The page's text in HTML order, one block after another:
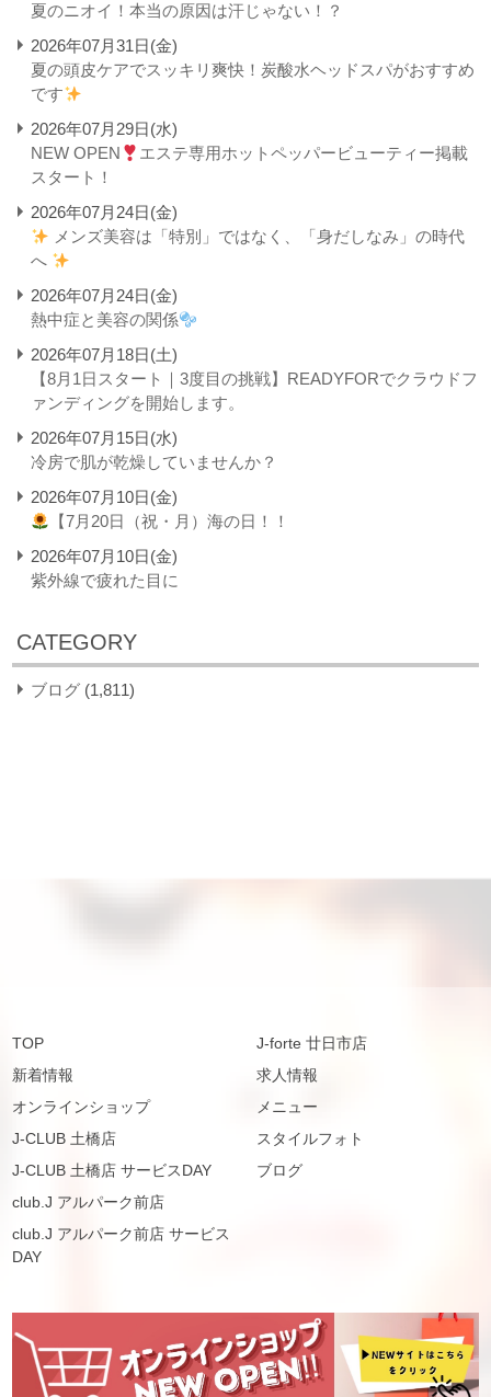
夏のニオイ！本当の原因は汗じゃない！？
2026年07月31日(金)
夏の頭皮ケアでスッキリ爽快！炭酸水ヘッドスパがおすすめ
です
2026年07月29日(水)
NEW OPEN
エステ専用ホットペッパービューティー掲載
スタート！
2026年07月24日(金)
メンズ美容は「特別」ではなく、「身だしなみ」の時代
へ
2026年07月24日(金)
熱中症と美容の関係
2026年07月18日(土)
【8月1日スタート｜3度目の挑戦】READYFORでクラウドフ
ァンディングを開始します。
2026年07月15日(水)
冷房で肌が乾燥していませんか？
2026年07月10日(金)
【7月20日（祝・月）海の日！！
2026年07月10日(金)
紫外線で疲れた目に
CATEGORY
ブログ (1,811)
TOP
新着情報
オンラインショップ
J-CLUB 土橋店
J-CLUB 土橋店 サービスDAY
club.J アルパーク前店
club.J アルパーク前店 サービス
DAY
J-forte 廿日市店
求人情報
メニュー
スタイルフォト
ブログ